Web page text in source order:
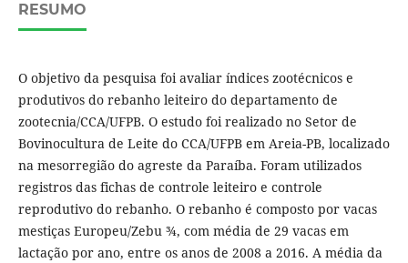
RESUMO
O objetivo da pesquisa foi avaliar índices zootécnicos e
produtivos do rebanho leiteiro do departamento de
zootecnia/CCA/UFPB. O estudo foi realizado no Setor de
Bovinocultura de Leite do CCA/UFPB em Areia-PB, localizado
na mesorregião do agreste da Paraíba. Foram utilizados
registros das fichas de controle leiteiro e controle
reprodutivo do rebanho. O rebanho é composto por vacas
mestiças Europeu/Zebu ¾, com média de 29 vacas em
lactação por ano, entre os anos de 2008 a 2016. A média da